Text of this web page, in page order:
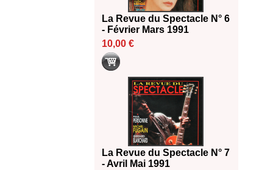
La Revue du Spectacle N° 6
- Février Mars 1991
10,00 €
La Revue du Spectacle N° 7
- Avril Mai 1991